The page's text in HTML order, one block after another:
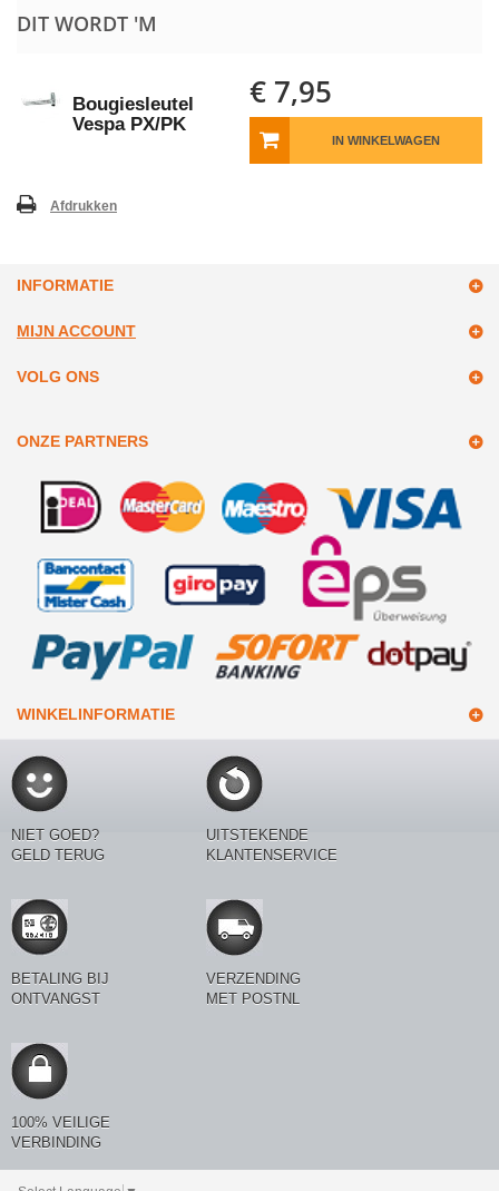
DIT WORDT 'M
Bougiesleutel
Vespa PX/PK
€ 7,95
IN WINKELWAGEN
Afdrukken
INFORMATIE
MIJN ACCOUNT
VOLG ONS
ONZE PARTNERS
WINKELINFORMATIE
NIET GOED?
GELD TERUG
UITSTEKENDE
KLANTENSERVICE
BETALING BIJ
ONTVANGST
VERZENDING
MET POSTNL
100% VEILIGE
VERBINDING